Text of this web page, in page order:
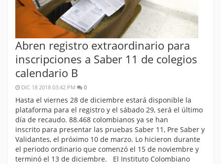
Abren registro extraordinario para
inscripciones a Saber 11 de colegios
calendario B
DIC 18 2018 03:42 PM 0
Hasta el viernes 28 de diciembre estará disponible la
plataforma para el registro y el sábado 29, será el último
día de recaudo. 88.468 colombianos ya se han
inscrito para presentar las pruebas Saber 11, Pre Saber y
Validantes, el próximo 10 de marzo. Lo hicieron durante
el periodo ordinario que comenzó el 15 de noviembre y
terminó el 13 de diciembre. El Instituto Colombiano